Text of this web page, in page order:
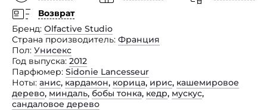
Возврат
Бренд Olfactive Studio
Страна производитель Франция
Пол Унисекс
Год выпуска 2012
Парфюмер Sidonie Lancesseur
Ноты анис, кардамон, корица, ирис, кашемировое
дерево, миндаль, бобы тонка, кедр, мускус,
сандаловое дерево